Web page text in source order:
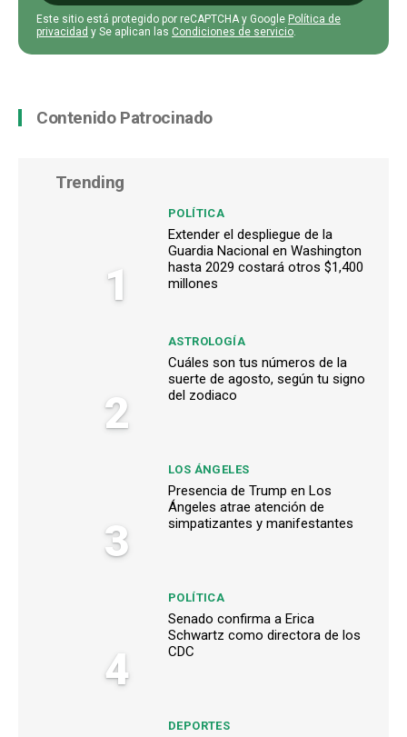
Este sitio está protegido por reCAPTCHA y Google Política de
privacidad y Se aplican las Condiciones de servicio
Contenido Patrocinado
Trending
1
POLÍTICA
Extender el despliegue de la
Guardia Nacional en Washington
hasta 2029 costará otros $1,400
millones
2
ASTROLOGÍA
Cuáles son tus números de la
suerte de agosto, según tu signo
del zodiaco
3
LOS ÁNGELES
Presencia de Trump en Los
Ángeles atrae atención de
simpatizantes y manifestantes
4
POLÍTICA
Senado confirma a Erica
Schwartz como directora de los
CDC
DEPORTES